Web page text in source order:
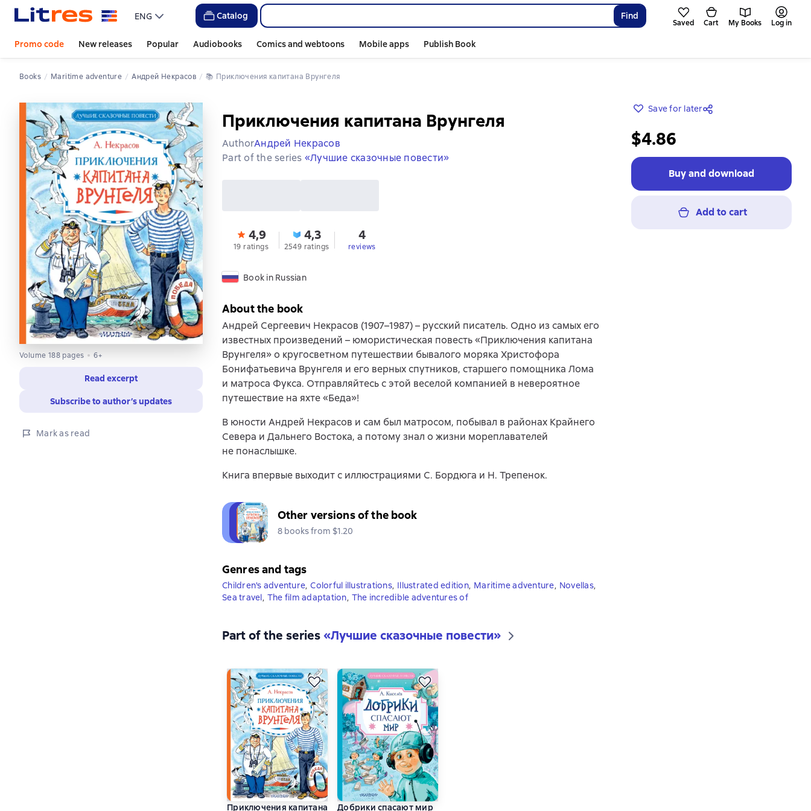
ENG Catalog Find
Saved Cart My Books Log in
Promo code New releases Popular Audiobooks Comics and webtoons Mobile apps Publish Book
Books Maritime adventure Андрей Некрасов 📚 Приключения капитана Врунгеля
Volume 188 pages 6+
Read excerpt
Subscribe to author’s updates
Mark as read
Приключения капитана Врунгеля
AuthorАндрей Некрасов
Part of the series «Лучшие сказочные повести»
4,9
19 ratings
4,3
2549 ratings
4
reviews
Book in Russian
Save for later
$4.86
Buy and download
Add to cart
About the book
Андрей Сергеевич Некрасов (1907–1987) – русский писатель. Одно из самых его
известных произведений – юмористическая повесть «Приключения капитана
Врунгеля» о кругосветном путешествии бывалого моряка Христофора
Бонифатьевича Врунгеля и его верных спутников, старшего помощника Лома
и матроса Фукса. Отправляйтесь с этой веселой компанией в невероятное
путешествие на яхте «Беда»!
В юности Андрей Некрасов и сам был матросом, побывал в районах Крайнего
Севера и Дальнего Востока, а потому знал о жизни мореплавателей
не понаслышке.
Книга впервые выходит с иллюстрациями С. Бордюга и Н. Трепенок.
Other versions of the book
8 books from $1.20
Genres and tags
Children's adventure, Colorful illustrations, Illustrated edition, Maritime adventure, Novellas,
Sea travel, The film adaptation, The incredible adventures of
Part of the series«Лучшие сказочные повести»
Приключения капитана ВрунгеляДобрики спасают мир